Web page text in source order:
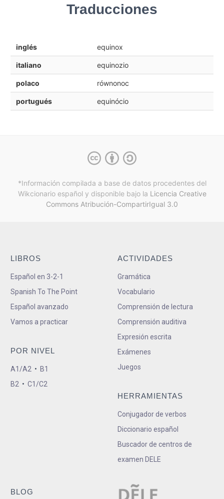
Traducciones
inglés equinox
italiano equinozio
polaco równonoc
portugués equinócio
*Información compilada a base de datos procedentes del
Wikcionario español y disponible bajo la Licencia Creative
Commons Atribución-CompartirIgual 3.0
LIBROS
Español en 3-2-1
Spanish To The Point
Español avanzado
Vamos a practicar
POR NIVEL
A1/A2 • B1
B2 • C1/C2
ACTIVIDADES
Gramática
Vocabulario
Comprensión de lectura
Comprensión auditiva
Expresión escrita
Exámenes
Juegos
HERRAMIENTAS
Conjugador de verbos
Diccionario español
Buscador de centros de
examen DELE
BLOG